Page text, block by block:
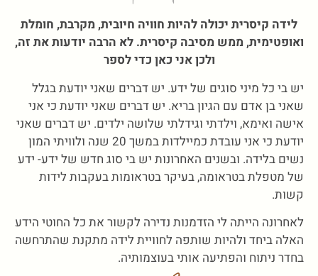
לידה קיסרית יכולה להיות חוויה חיובית, מקרבת, חומלת
ואופטימית, ממש מסיבה קיסרית. לא הרבה יודעות את זה,
ולכן אני כאן כדי לספר
יש בי כל מיני סוגים של ידע. יש דברים שאני יודעת בגלל
שאני בן אדם עם הגיון בריא. יש דברים שאני יודעת כי אני
אישה ואימא, וילדתי וגידלתי שלושה ילדים. יש דברים שאני
יודעת כי אני עובדת כמיילדות במשך 20 שנה ולוויתי המון
נשים בלידה. ובשנים האחרונות יש בי סוג חדש של ידע- ידע
של מטפלת בטראומה, בעיקר בטראומות בעקבות לידות
קשות.
לאחרונה הייתה לי הזדמנות נדירה לקשור את כל החוטי הידע
האלה ביחד ולהיות שותפה לחוויית לידה מתקנת שהתרחשה
בחדר ניתוח והפתיעה אותי בעוצמותיה.